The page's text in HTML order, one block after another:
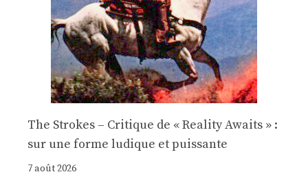
The Strokes – Critique de « Reality Awaits » :
sur une forme ludique et puissante
7 août 2026